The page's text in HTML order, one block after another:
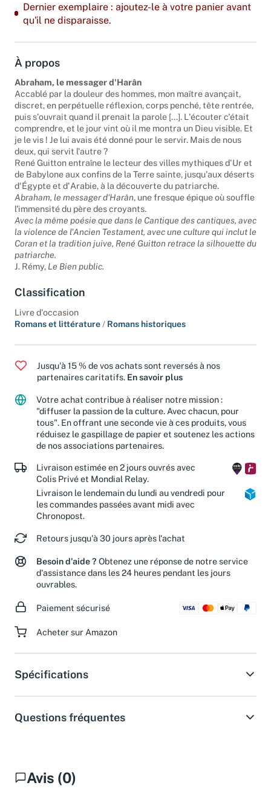
Dernier exemplaire : ajoutez-le à votre panier avant
qu'il ne disparaisse.
À propos
Abraham, le messager d'Harân
Accablé par la douleur des hommes, mon maître avançait,
discret, en perpétuelle réflexion, corps penché, tête rentrée,
puis s'ouvrait quand il prenait la parole [...]. L'écouter c'était
comprendre, et le jour vint où il me montra un Dieu visible. Et
je le vis ! Je lui avais été donné pour le servir. Mais de nous
deux, qui servit l'autre ?
René Guitton entraîne le lecteur des villes mythiques d'Ur et
de Babylone aux confins de la Terre sainte, jusqu'aux déserts
d'Égypte et d'Arabie, à la découverte du patriarche.
Abraham, le messager d'Harân, une fresque épique où souffle
l'immensité du père des croyants.
Avec la même poésie que dans le Cantique des cantiques, avec
la violence de l'Ancien Testament, avec une culture qui inclut le
Coran et la tradition juive, René Guitton retrace la silhouette du
patriarche.
J. Rémy, Le Bien public.
Classification
Livre d'occasion
Romans et littérature / Romans historiques
Jusqu'à 15 % de vos achats sont reversés à nos
partenaires caritatifs. En savoir plus
Votre achat contribue à réaliser notre mission :
"diffuser la passion de la culture. Avec chacun, pour
tous". En offrant une seconde vie à ces produits, vous
réduisez le gaspillage de papier et soutenez les actions
de nos associations partenaires.
Livraison estimée en 2 jours ouvrés avec
Colis Privé et Mondial Relay.
Livraison le lendemain du lundi au vendredi pour
les commandes passées avant midi avec
Chronopost.
Retours jusqu'à 30 jours après l'achat
Besoin d'aide ? Obtenez une réponse de notre service
d'assistance dans les 24 heures pendant les jours
ouvrables.
Paiement sécurisé
Acheter sur Amazon
Spécifications
Questions fréquentes
Avis (0)